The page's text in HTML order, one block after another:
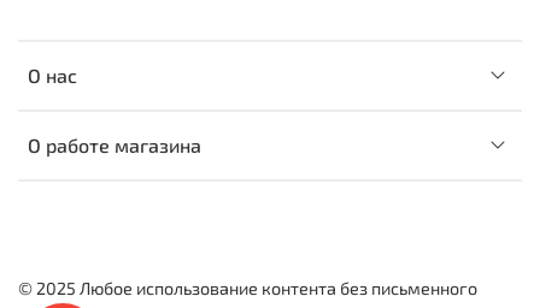
О нас
О работе магазина
© 2025 Любое использование контента без письменного